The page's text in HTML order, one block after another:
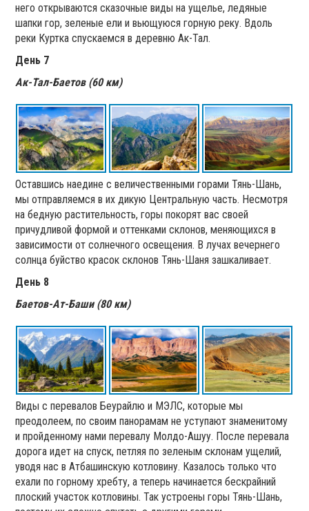
него открываются сказочные виды на ущелье, ледяные
шапки гор, зеленые ели и вьющуюся горную реку. Вдоль
реки Куртка спускаемся в деревню Ак-Тал.
День 7
Ак-Тал-Баетов (60 км)
Оставшись наедине с величественными горами Тянь-Шань,
мы отправляемся в их дикую Центральную часть. Несмотря
на бедную растительность, горы покорят вас своей
причудливой формой и оттенками склонов, меняющихся в
зависимости от солнечного освещения. В лучах вечернего
солнца буйство красок склонов Тянь-Шаня зашкаливает.
День 8
Баетов-Ат-Баши (80 км)
Виды с перевалов Беурайлю и МЭЛС, которые мы
преодолеем, по своим панорамам не уступают знаменитому
и пройденному нами перевалу Молдо-Ашуу. После перевала
дорога идет на спуск, петляя по зеленым склонам ущелий,
уводя нас в Атбашинскую котловину. Казалось только что
ехали по горному хребту, а теперь начинается бескрайний
плоский участок котловины. Так устроены горы Тянь-Шань,